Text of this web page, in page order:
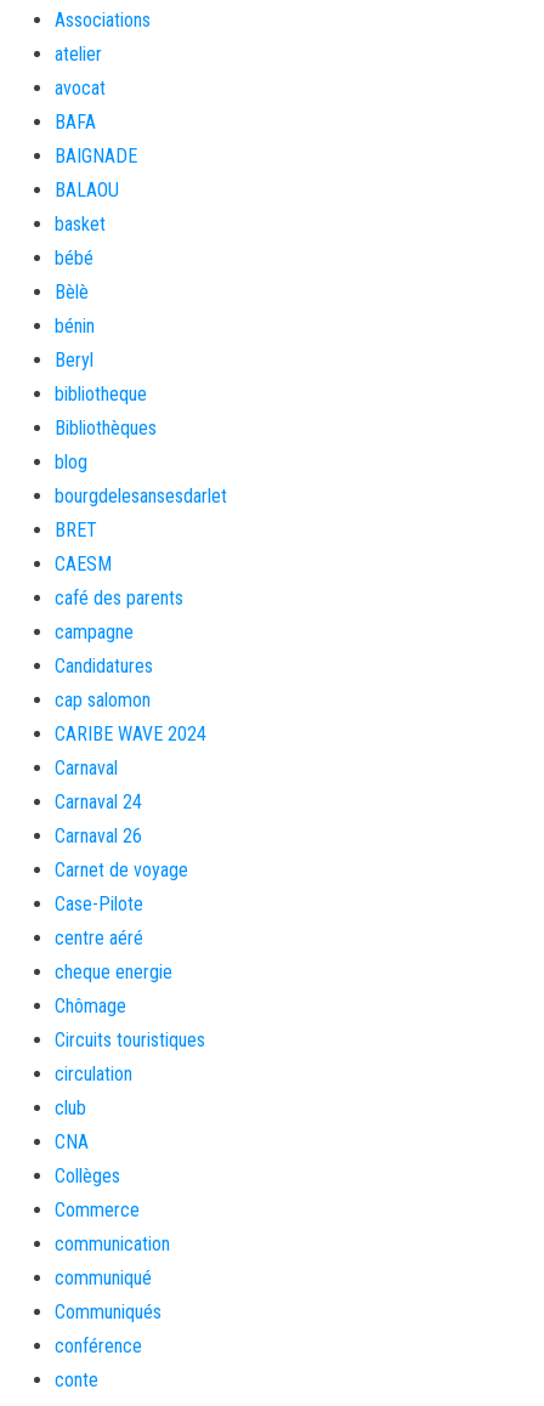
Associations
atelier
avocat
BAFA
BAIGNADE
BALAOU
basket
bébé
Bèlè
bénin
Beryl
bibliotheque
Bibliothèques
blog
bourgdelesansesdarlet
BRET
CAESM
café des parents
campagne
Candidatures
cap salomon
CARIBE WAVE 2024
Carnaval
Carnaval 24
Carnaval 26
Carnet de voyage
Case-Pilote
centre aéré
cheque energie
Chômage
Circuits touristiques
circulation
club
CNA
Collèges
Commerce
communication
communiqué
Communiqués
conférence
conte